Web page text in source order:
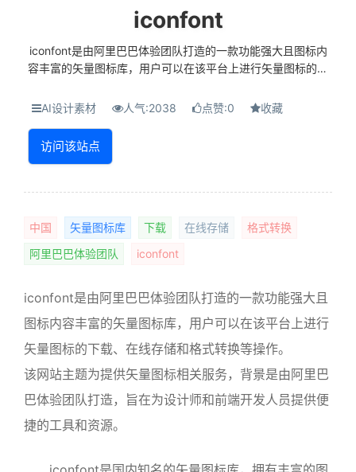
iconfont
iconfont是由阿里巴巴体验团队打造的一款功能强大且图标内
容丰富的矢量图标库，用户可以在该平台上进行矢量图标的下
相关服务，背景是由阿里巴巴体验团队打造...
AI设计素材 人气:2038 点赞:0 收藏
访问该站点
中国 矢量图标库 下载 在线存储
格式转换
阿里巴巴体验团队
iconfont
iconfont是由阿里巴巴体验团队打造的一款功能强大且
图标内容丰富的矢量图标库，用户可以在该平台上进行
矢量图标的下载、在线存储和格式转换等操作。
该网站主题为提供矢量图标相关服务，背景是由阿里巴
巴体验团队打造，旨在为设计师和前端开发人员提供便
捷的工具和资源。